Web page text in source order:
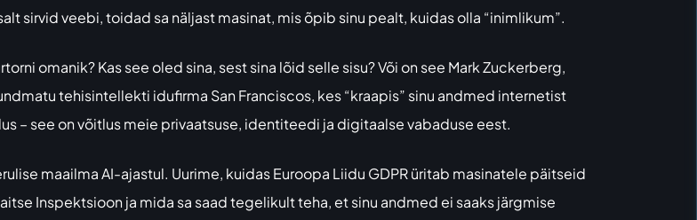
sirvid veebi, toidad sa näljast masinat, mis õpib sinu pealt, kuidas olla “inimlikum”.
omanik? Kas see oled sina, sest sina lõid selle sisu? Või on see Mark Zuckerberg,
tehisintellekti idufirma San Franciscos, kes “kraapis” sinu andmed internetist
– see on võitlus meie privaatsuse, identiteedi ja digitaalse vabaduse eest.
maailma AI-ajastul. Uurime, kuidas Euroopa Liidu GDPR üritab masinatele päitseid
Inspektsioon ja mida sa saad tegelikult teha, et sinu andmed ei saaks järgmise